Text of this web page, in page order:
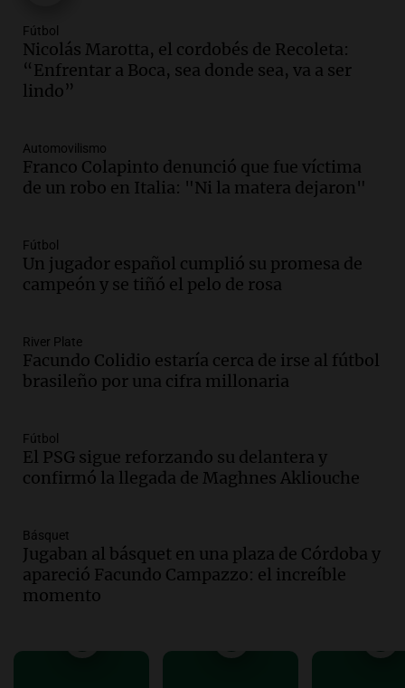
en ludopatía: “Tener el casino en la
mano es muy peligroso”
La Argentina, hoy
Episodios
sobre los parques educativos
Amamos Argentina
Episodios
traerá más lluvias y eventos extremos
durante la primavera
Informados al regreso
restablecer el servicio de electricidad
tras fuertes vientos
Panorama Federal
Audio.
los empresarios del país cree que la
economía mejorará el próximo año
Audio. Carolina Losada: "Faltó que el
oficialismo la explique mejor" sobre la
ley de propiedad privada
Informados al regreso
Audio.Debate en el Senado y protesta
Fútbol
Nicolás Marotta, el cordobés de Recoleta:
“Enfrentar a Boca, sea donde sea, va a ser
lindo”
Automovilismo
Franco Colapinto denunció que fue víctima
de un robo en Italia: "Ni la matera dejaron"
Fútbol
Un jugador español cumplió su promesa de
campeón y se tiñó el pelo de rosa
River Plate
Facundo Colidio estaría cerca de irse al fútbol
brasileño por una cifra millonaria
Fútbol
El PSG sigue reforzando su delantera y
confirmó la llegada de Maghnes Akliouche
Básquet
Jugaban al básquet en una plaza de Córdoba y
apareció Facundo Campazzo: el increíble
momento